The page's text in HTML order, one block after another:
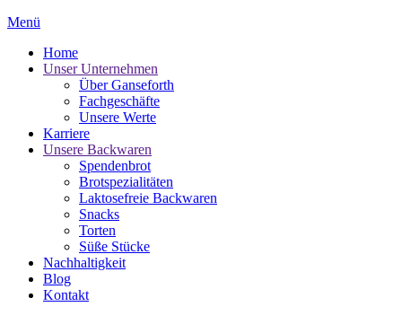
Menü
Home
Unser Unternehmen
Über Ganseforth
Fachgeschäfte
Unsere Werte
Karriere
Unsere Backwaren
Spendenbrot
Brotspezialitäten
Laktosefreie Backwaren
Snacks
Torten
Süße Stücke
Nachhaltigkeit
Blog
Kontakt